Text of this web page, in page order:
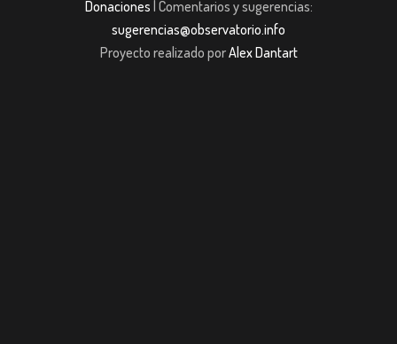
Donaciones | Comentarios y sugerencias:
sugerencias@observatorio.info
Proyecto realizado porAlex Dantart